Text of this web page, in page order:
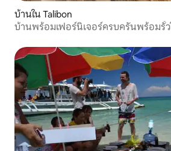
บ้านใน Talibon
บ้านพร้อมเฟอร์นิเจอร์ครบครันพร้อมรั้